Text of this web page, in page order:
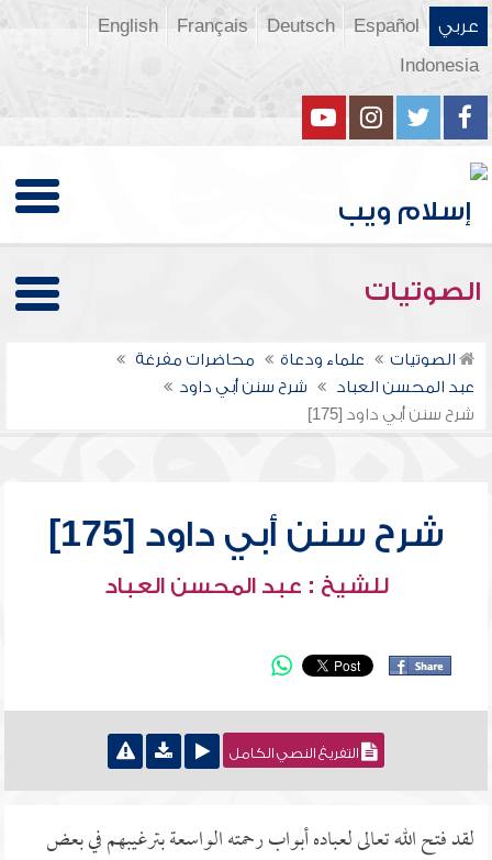
عربي Español
Deutsch
Français
English
Indonesia
الصوتيات
الصوتيات علماء ودعاة
محاضرات مفرغة
عبد المحسن العباد
شرح سنن أبي داود
شرح سنن أبي داود [175]
شرح سنن أبي داود [175]
للشيخ : عبد المحسن العباد
التفريغ النصي الكامل
لقد فتح الله تعالى لعباده أبواب رحمته الواسعة بترغيبهم في بعض